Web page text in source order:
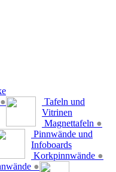
●
Tafeln und
Vitrinen
Magnettafeln ●
Pinnwände und
Infoboards
Korkpinnwände ●
●